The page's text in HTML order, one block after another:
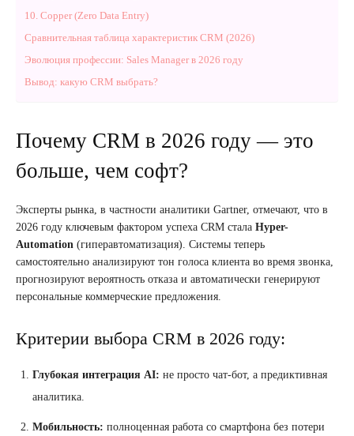
10. Copper (Zero Data Entry)
Сравнительная таблица характеристик CRM (2026)
Эволюция профессии: Sales Manager в 2026 году
Вывод: какую CRM выбрать?
Почему CRM в 2026 году — это
больше, чем софт?
Эксперты рынка, в частности аналитики Gartner, отмечают, что в
2026 году ключевым фактором успеха CRM стала Hyper-
Automation (гиперавтоматизация). Системы теперь
самостоятельно анализируют тон голоса клиента во время звонка,
прогнозируют вероятность отказа и автоматически генерируют
персональные коммерческие предложения.
Критерии выбора CRM в 2026 году:
Глубокая интеграция AI: не просто чат-бот, а предиктивная
аналитика.
Мобильность: полноценная работа со смартфона без потери